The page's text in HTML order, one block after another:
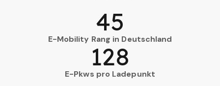
E-Mobility Rang in Deutschland
45
E-Pkws pro Ladepunkt
128